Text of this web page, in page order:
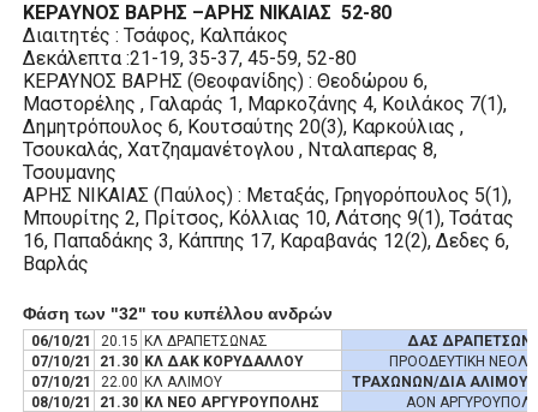
U21: Τεράστια πρόκριση για τον Πανελευσινιακό στον
Γ΄ανδρών play offs : "Σκληρό" καρύδι η Φιλία Περάματος
Play off B εφήβων Β φάση Στο f4 ΑΕ Ρέντη, Πέρα , Ερμής
ΚΕΡΑΥΝΟΣ ΒΑΡΗΣ –ΑΡΗΣ ΝΙΚΑΙΑΣ 52-80
Διαιτητές : Τσάφος, Καλπάκος
Δεκάλεπτα :21-19, 35-37, 45-59, 52-80
ΚΕΡΑΥΝΟΣ ΒΑΡΗΣ (Θεοφανίδης) : Θεοδώρου 6,
Μαστορέλης , Γαλαράς 1, Μαρκοζάνης 4, Κοιλάκος 7(1),
Δημητρόπουλος 6, Κουτσαύτης 20(3), Καρκούλιας ,
Τσουκαλάς, Χατζηαμανέτογλου , Νταλαπερας 8,
Τσουμανης
ΑΡΗΣ ΝΙΚΑΙΑΣ (Παύλος) : Μεταξάς, Γρηγορόπουλος 5(1),
Μπουρίτης 2, Πρίτσος, Κόλλιας 10, Λάτσης 9(1), Τσάτας
16, Παπαδάκης 3, Κάππης 17, Καραβανάς 12(2), Δεδες 6,
Βαρλάς
Φάση των "32" του κυπέλλου ανδρών
06/10/21 20.15 ΚΛ ΔΡΑΠΕΤΣΩΝΑΣ
ΔΑΣ
07/10/21
21.30 ΚΛ ΔΑΚ ΚΟΡΥΔΑΛΛΟΥ
ΠΡΟΟΔΕΥΤΙΚΗ
07/10/21
22.00 ΚΛ ΑΛΙΜΟΥ
ΤΡΑΧΩΝΩΝ/ΔΙΑ ΑΛΙΜΟΥ
08/10/21
21.30 ΚΛ ΝΕΟ ΑΡΓΥΡΟΥΠΟΛΗΣ
ΑΟΝ